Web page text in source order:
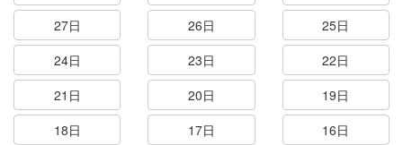
27日
26日
25日
24日
23日
22日
21日
20日
19日
18日
17日
16日